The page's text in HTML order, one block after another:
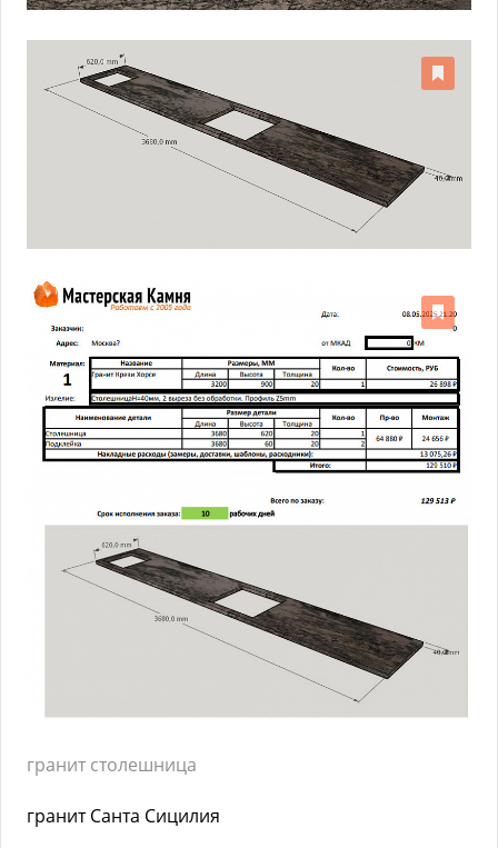
гранит столешница
гранит Санта Сицилия